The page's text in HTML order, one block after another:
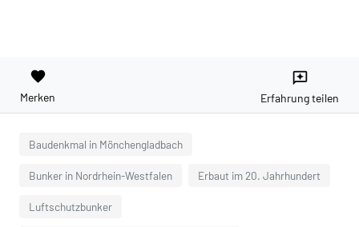
favorite
Merken
reviews
Erfahrung teilen
Baudenkmal in Mönchengladbach
Bunker in Nordrhein-Westfalen Erbaut im 20. Jahrhundert
Luftschutzbunker